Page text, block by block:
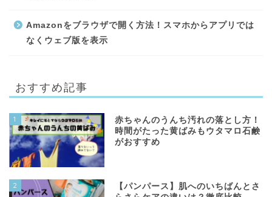
Amazonをブラウザで開く方法！スマホからアプリでは
なくウェブ版を表示
おすすめ記事
1
赤ちゃんのうんち汚れの落とし方！
時間がたった黄ばみもウタマロ石鹸
がおすすめ
2
【パンパース】肌へのいちばんとさ